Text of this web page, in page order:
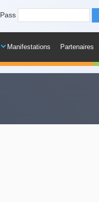
Pass
Manifestations Partenaires